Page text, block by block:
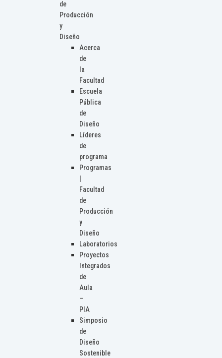
de
Producción
y
Diseño
Acerca
de
la
Facultad
Escuela
Pública
de
Diseño
Líderes
de
programa
Programas
Facultad
de
Producción
y
Diseño
Laboratorios
Proyectos
Integrados
de
Aula
–
PIA
Simposio
de
Diseño
Sostenible